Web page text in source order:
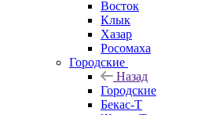
Восток
Клык
Хазар
Росомаха
Городские
Назад
Городские
Бекас-Т